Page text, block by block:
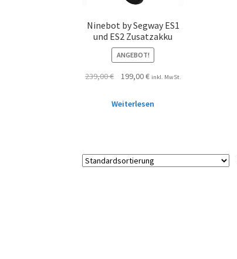
Ninebot by Segway ES1
und ES2 Zusatzakku
ANGEBOT!
239,00€ 199,00€ inkl. MwSt.
Weiterlesen